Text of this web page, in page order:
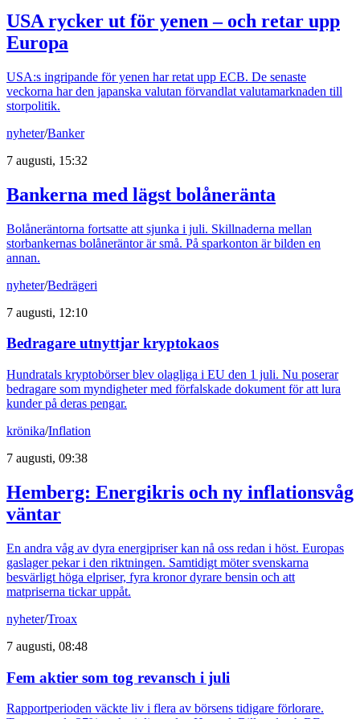
USA rycker ut för yenen – och retar upp
Europa
USA:s ingripande för yenen har retat upp ECB. De senaste
veckorna har den japanska valutan förvandlat valutamarknaden till
storpolitik.
nyheter/Banker
7 augusti, 15:32
Bankerna med lägst bolåneränta
Bolåneräntorna fortsatte att sjunka i juli. Skillnaderna mellan
storbankernas bolåneräntor är små. På sparkonton är bilden en
annan.
nyheter/Bedrägeri
7 augusti, 12:10
Bedragare utnyttjar kryptokaos
Hundratals kryptobörser blev olagliga i EU den 1 juli. Nu poserar
bedragare som myndigheter med förfalskade dokument för att lura
kunder på deras pengar.
krönika/Inflation
7 augusti, 09:38
Hemberg: Energikris och ny inflationsvåg
väntar
En andra våg av dyra energipriser kan nå oss redan i höst. Europas
gaslager pekar i den riktningen. Samtidigt möter svenskarna
besvärligt höga elpriser, fyra kronor dyrare bensin och att
matpriserna tickar uppåt.
nyheter/Troax
7 augusti, 08:48
Fem aktier som tog revansch i juli
Rapportperioden väckte liv i flera av börsens tidigare förlorare.